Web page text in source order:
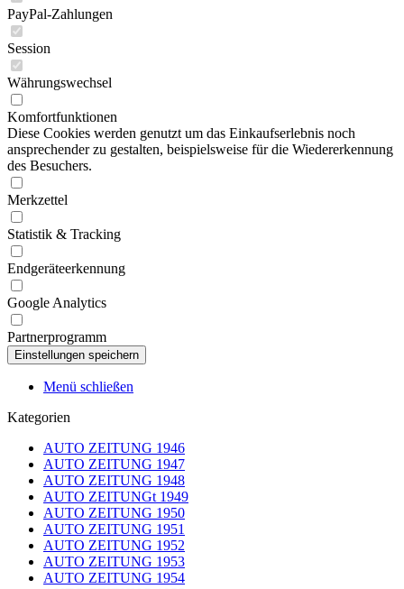
PayPal-Zahlungen
Session
Währungswechsel
Komfortfunktionen
Diese Cookies werden genutzt um das Einkaufserlebnis noch
ansprechender zu gestalten, beispielsweise für die Wiedererkennung
des Besuchers.
Merkzettel
Statistik & Tracking
Endgeräteerkennung
Google Analytics
Partnerprogramm
Menü schließen
Kategorien
AUTO ZEITUNG 1946
AUTO ZEITUNG 1947
AUTO ZEITUNG 1948
AUTO ZEITUNGt 1949
AUTO ZEITUNG 1950
AUTO ZEITUNG 1951
AUTO ZEITUNG 1952
AUTO ZEITUNG 1953
AUTO ZEITUNG 1954